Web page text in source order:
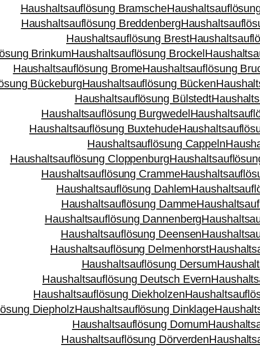
Haushaltsauflösung Bramsche
Haushaltsauflösung Breddenberg
Haushaltsauflösung Brest
BrinkumHaushaltsauflösung Brockel
Haushaltsauflösung BromeHaushaltsauflösung
BückeburgHaushaltsauflösung Bücken
Haushaltsauflösung Bülstedt
Haushaltsauflösung Burgwedel
Haushaltsauflösung Buxtehude
Haushaltsauflösung Cappeln
Haushaltsauflösung Cloppenburg
Haushaltsauflösung Cramme
Haushaltsauflösung Dahlem
Haushaltsauflösung Damme
Haushaltsauflösung Dannenberg
Haushaltsauflösung Deensen
Haushaltsauflösung Delmenhorst
Haushaltsauflösung Dersum
Haushaltsauflösung Deutsch Evern
Haushaltsauflösung Diekholzen
DiepholzHaushaltsauflösung Dinklage
Haushaltsauflösung Dornum
Haushaltsauflösung Dörverden